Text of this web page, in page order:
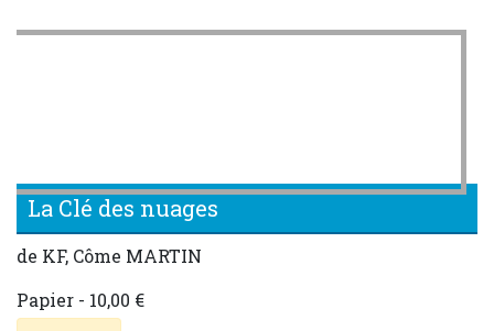
La Clé des nuages
de KF, Côme MARTIN
Papier - 10,00 €